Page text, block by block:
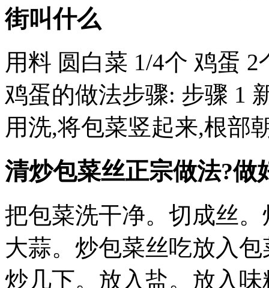
街叫什么
用料 圆白菜 1/4个 鸡蛋
鸡蛋的做法步骤: 步骤 1
用洗,将包菜竖起来,根部
清炒包菜丝正宗做法?做
把包菜洗干净。切成丝
大蒜。炒包菜丝吃放入包
炒几下。放入盐。放入味